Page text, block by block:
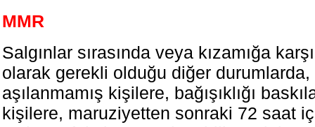
MMR
Salgınlar sırasında veya kızamığa
olarak gerekli olduğu diğer durumlarda,
aşılanmamış kişilere, bağışıklığı
kişilere, maruziyetten sonraki 72 saat